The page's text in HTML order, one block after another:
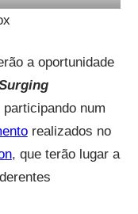
a oportunidade
num
realizados no
, que terão lugar a